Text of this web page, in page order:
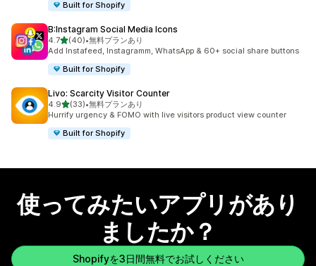
Built for Shopify
B:Instagram Social Media Icons
4.75つ星中
(40)
合計レビュー数：40件
•無料プランあり
Add Instafeed, Instagramm, WhatsApp & 60+ social share buttons
Built for Shopify
Livo: Scarcity Visitor Counter
4.95つ星中
(33)
合計レビュー数：33件
•無料プランあり
Hurrify urgency & FOMO with live visitors product view counter
Built for Shopify
使ってみたいアプリがあり
ましたか？
Shopifyを3日間無料でお試しください